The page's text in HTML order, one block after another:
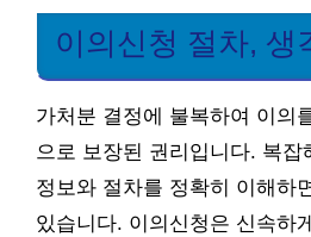
이의신청 절차, 생
가처분 결정에 불복하여 이의
으로 보장된 권리입니다. 복
정보와 절차를 정확히 이해하
있습니다. 이의신청은 신속하